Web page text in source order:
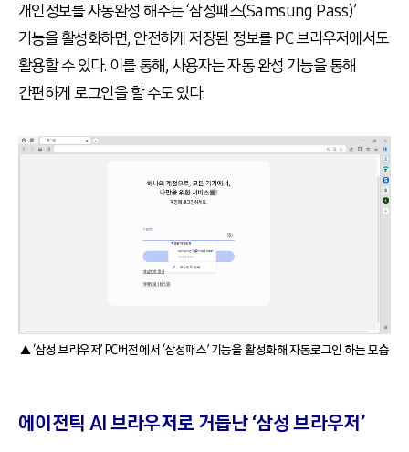
개인정보를 자동완성 해주는 ‘삼성패스(Samsung Pass)’
기능을 활성화하면, 안전하게 저장된 정보를 PC 브라우저에서도
활용할 수 있다. 이를 통해, 사용자는 자동 완성 기능을 통해
간편하게 로그인을 할 수도 있다.
▲ ‘삼성 브라우저’ PC버전에서 ‘삼성패스’ 기능을 활성화해 자동로그인 하는 모습
에이전틱 AI 브라우저로 거듭난 ‘삼성 브라우저’